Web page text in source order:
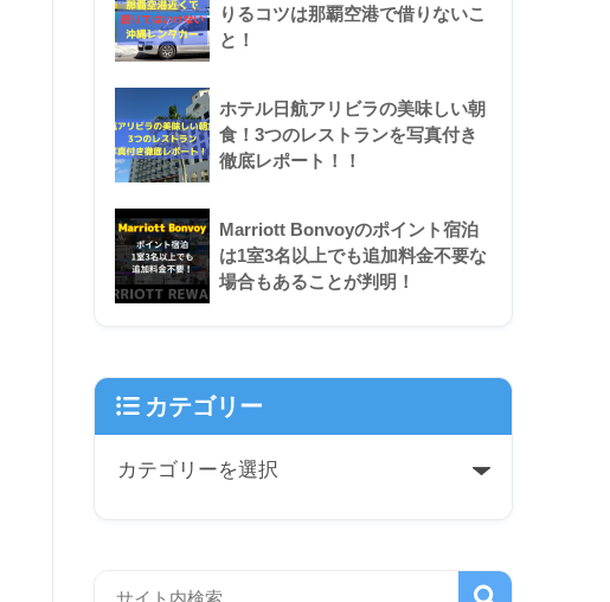
りるコツは那覇空港で借りないこ
と！
ホテル日航アリビラの美味しい朝
食！3つのレストランを写真付き
徹底レポート！！
Marriott Bonvoyのポイント宿泊
は1室3名以上でも追加料金不要な
場合もあることが判明！
カテゴリー